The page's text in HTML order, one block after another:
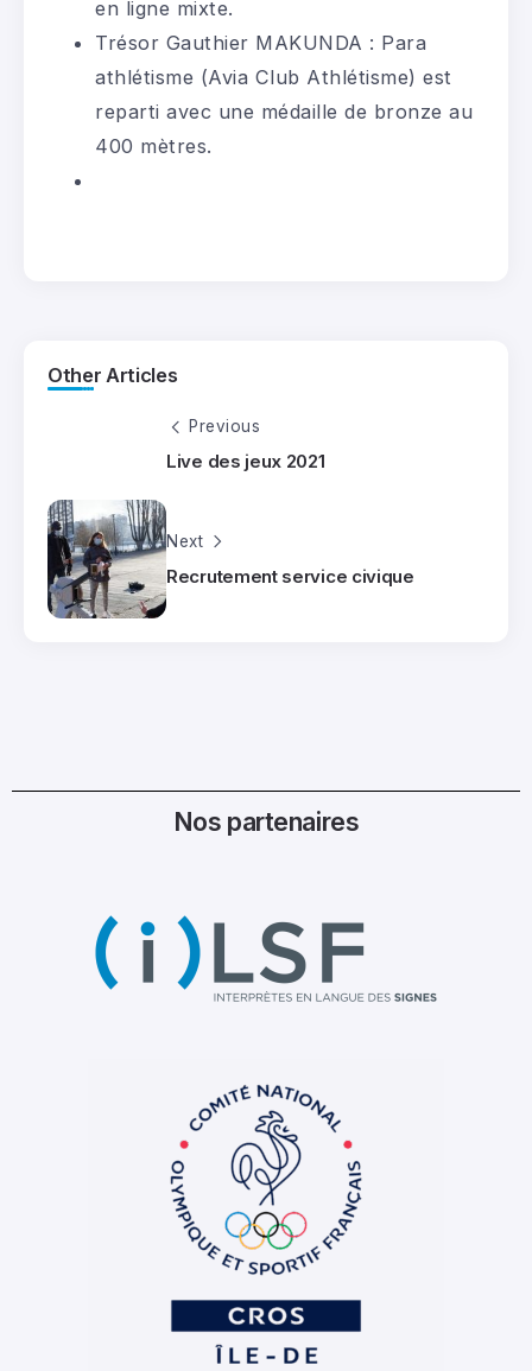
en ligne mixte.
Trésor Gauthier MAKUNDA : Para
athlétisme (Avia Club Athlétisme) est
reparti avec une médaille de bronze au
400 mètres.
Other Articles
Previous
Live des jeux 2021
Next
Recrutement service civique
Nos partenaires